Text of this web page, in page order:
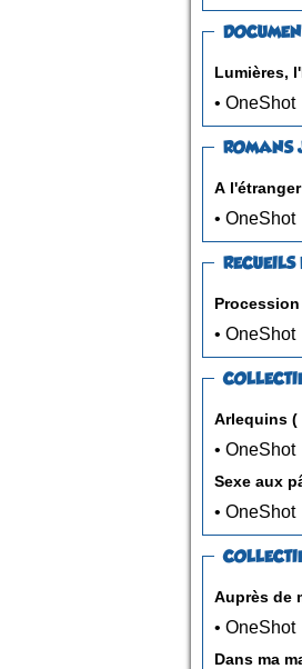
Lumières,
ROMANS
A
RECUEILS
Arlequins (
Sexe aux
Auprès de
Dans ma